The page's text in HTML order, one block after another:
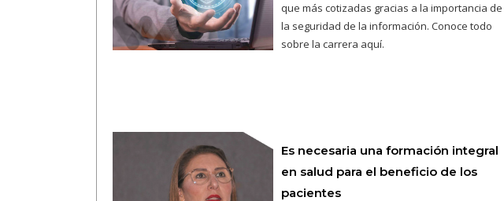
que más cotizadas gracias a la importancia de
la seguridad de la información. Conoce todo
sobre la carrera aquí.
Es necesaria una formación integral
en salud para el beneficio de los
pacientes